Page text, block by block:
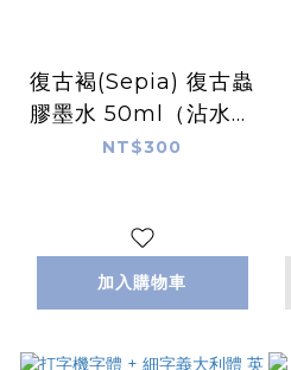
復古褐(Sepia) 復古蟲
膠墨水 50ml（沾水筆
用)｜德國Rohrer &
NT$300
加入購物車